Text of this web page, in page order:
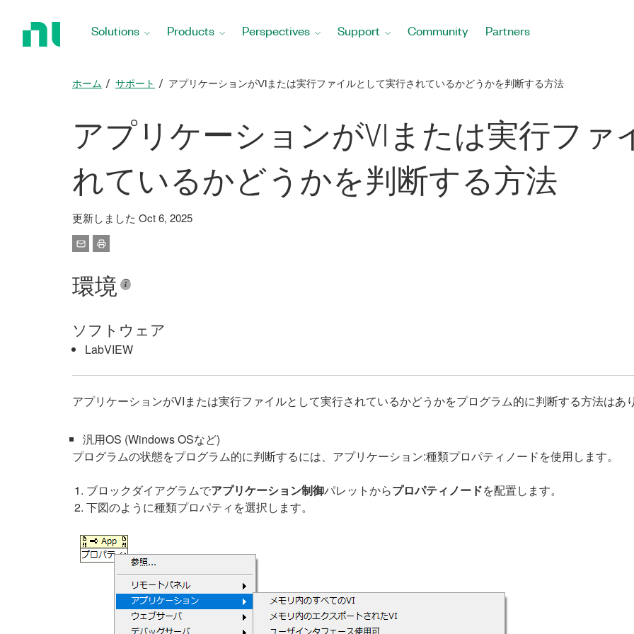
Solutions Products Perspectives Support Community Partners
ホーム サポート アプリケーションがVIまたは実行ファイルとして実行されているかどうかを判断する方法
アプリケーションがVIまたは実行ファ
れているかどうかを判断する方法
更新しました Oct 6, 2025
環境
ソフトウェア
LabVIEW
アプリケーションがVIまたは実行ファイルとして実行されているかどうかをプログラム的に判断する方法はあ
汎用OS (Windows OSなど)
プログラムの状態をプログラム的に判断するには、アプリケーション:種類プロパティノードを使用します。
ブロックダイアグラムでアプリケーション制御パレットからプロパティノードを配置します。
下図のように種類プロパティを選択します。